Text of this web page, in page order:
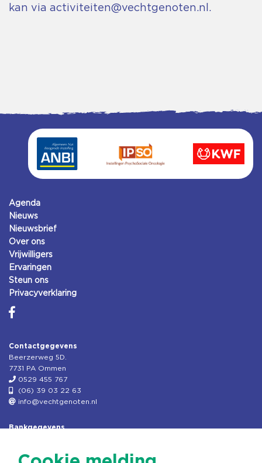
kan via activiteiten@vechtgenoten.nl .
Agenda
Nieuws
Nieuwsbrief
Over ons
Vrijwilligers
Ervaringen
Steun ons
Privacyverklaring
Contactgegevens
Beerzerweg 5D.
7731 PA Ommen
0529 455 767
(06) 39 03 22 63
info@vechtgenoten.nl
Bankgegevens
Rek.nr: NL85RABO0127579230